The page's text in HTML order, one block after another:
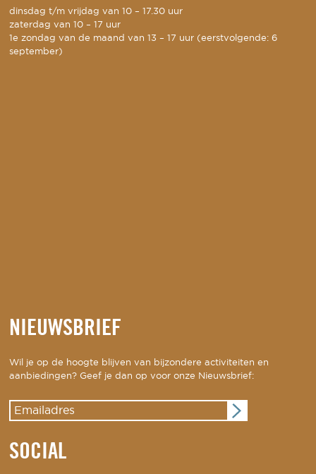
dinsdag t/m vrijdag van 10 – 17.30 uur
zaterdag van 10 – 17 uur
1e zondag van de maand van 13 – 17 uur (eerstvolgende: 6
september)
NIEUWSBRIEF
Wil je op de hoogte blijven van bijzondere activiteiten en
aanbiedingen? Geef je dan op voor onze Nieuwsbrief:
SOCIAL